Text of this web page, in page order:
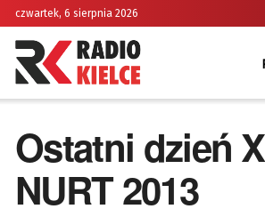
czwartek, 6 sierpnia 2026
Ostatni dzień
NURT 2013